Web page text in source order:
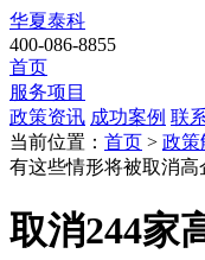
华夏泰科
400-086-8855
首页
服务项目
政策资讯 成功案例 联
当前位置： 首页 > 政策
有这些情形将被取消高
取消244家